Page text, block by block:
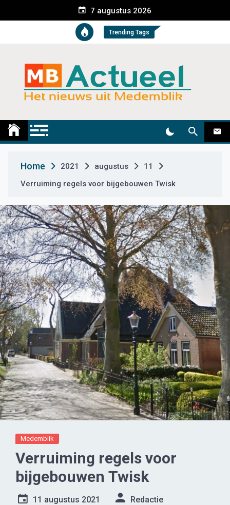
e
t
7 augustus 2026
Trending Tags
Medemblik Actueel
Home 2021 augustus
11
Verruiming regels voor bijgebouwen Twisk
Medemblik
Verruiming regels voor
bijgebouwen Twisk
11 augustus 2021 Redactie